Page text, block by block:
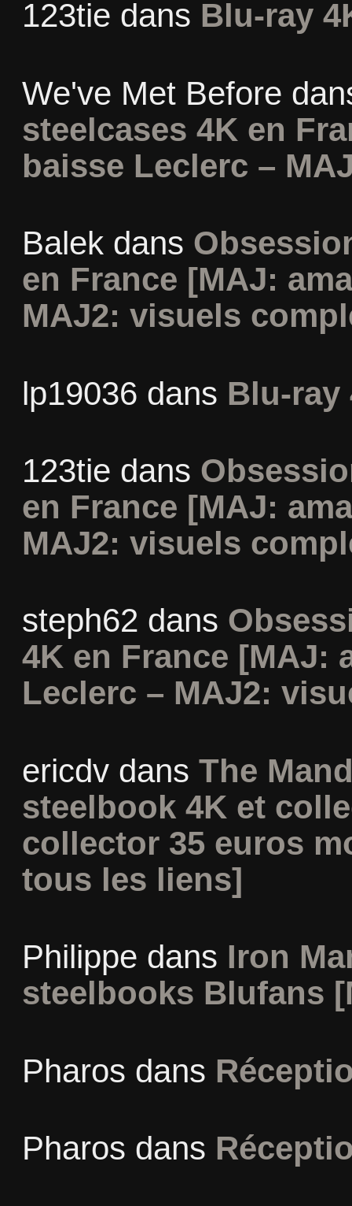
123tie dans Blu-ray
We've Met Before
steelcases 4K en
baisse Leclerc –
Balekdans
en France [MAJ:
MAJ2: visuels
lp19036 dans Blu-ray
123tie dans
en France [MAJ:
MAJ2: visuels
steph62 dans
4K en France [MAJ:
Leclerc – MAJ2:
ericdvdans The
steelbook 4K et
collector 35 euros
tous les liens]
Philippe dans Iron
steelbooks Blufans
Pharos dans
Pharos dans